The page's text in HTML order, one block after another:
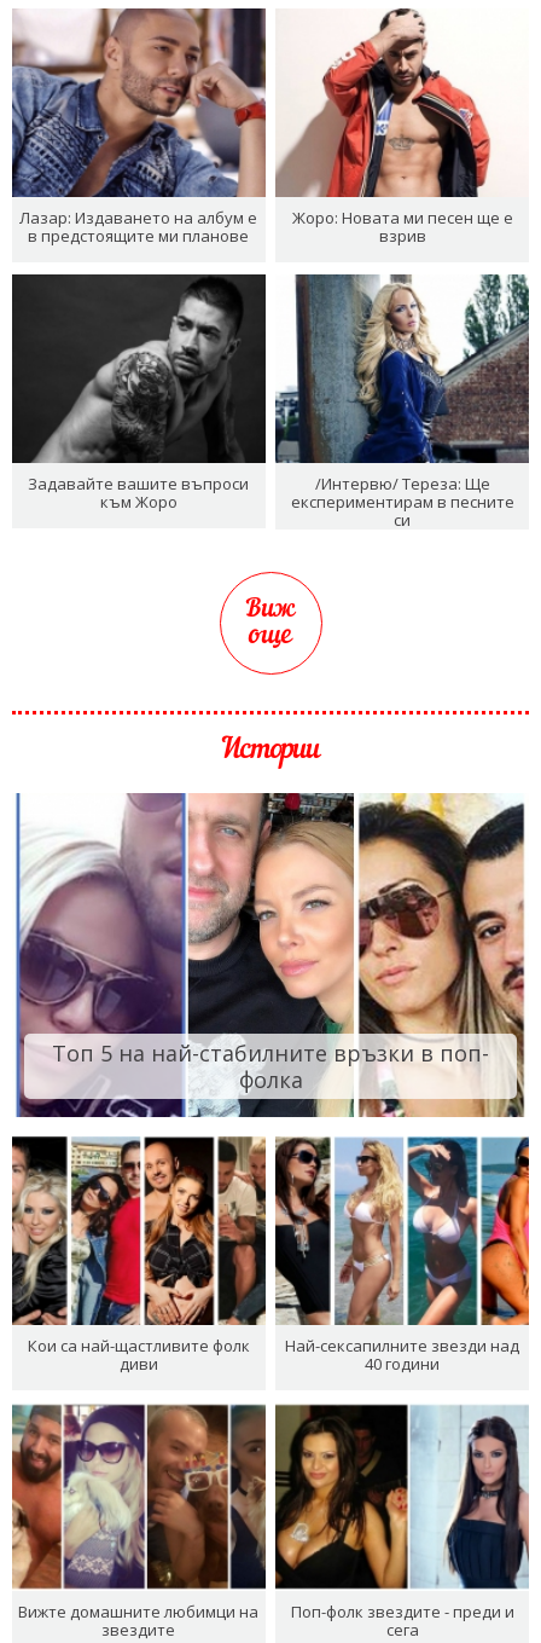
Лазар: Издаването на албум е
в предстоящите ми планове
Жоро: Новата ми песен ще е
взрив
Задавайте вашите въпроси
към Жоро
/Интервю/ Тереза: Ще
експериментирам в песните
си
Виж
още
Истории
Топ 5 на най-стабилните връзки в поп-
фолка
Кои са най-щастливите фолк
диви
Най-сексапилните звезди над
40 години
Вижте домашните любимци на
звездите
Поп-фолк звездите - преди и
сега